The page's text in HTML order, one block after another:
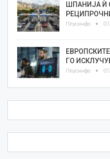
ШПАНИЈА Ѝ
Плусинфо
ГО
Плусинфо